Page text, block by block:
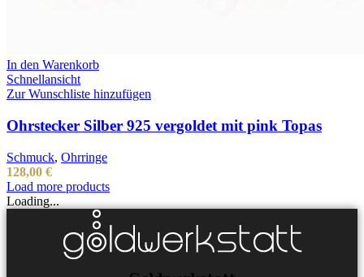
In den Warenkorb
Schnellansicht
Zur Wunschliste hinzufügen
Ohrstecker Silber 925 vergoldet mit pink Topas
Schmuck, Ohrringe
128,00 €
Load more products
Loading...